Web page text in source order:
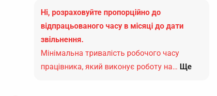
Ні, розраховуйте пропорційно до
відпрацьованого часу в місяці до дати
звільнення.
Мінімальна тривалість робочого часу
працівника, який виконує роботу на… Ще